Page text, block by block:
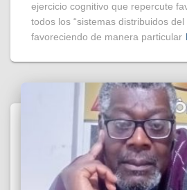
ejercicio cognitivo que repercute
todos los “sistemas distribuidos del
favoreciendo de manera particular